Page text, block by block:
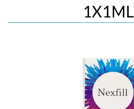
1X1ML